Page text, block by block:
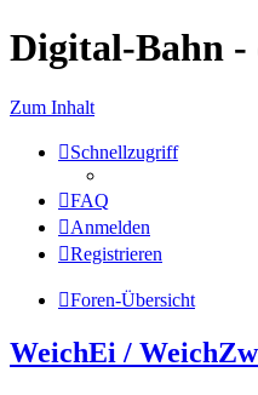
Digital-Bahn -
Zum Inhalt
Schnellzugriff
FAQ
Anmelden
Registrieren
Foren-Übersicht
WeichEi /